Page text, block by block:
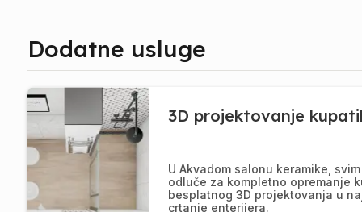
Dodatne usluge
3D projektovanje
U Akvadom salonu keramike,
odluče za kompletno opremanje
besplatnog 3D projektovanja u
crtanje enterijera.